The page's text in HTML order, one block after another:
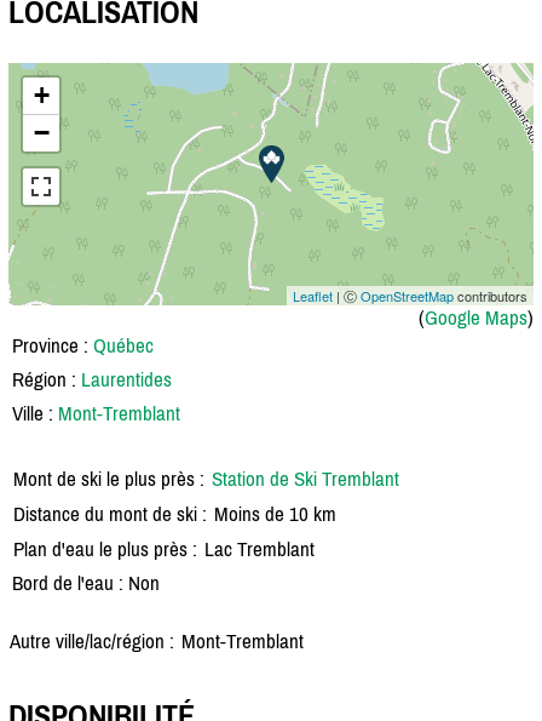
LOCALISATION
+
−
Leaflet | ⒸOpenStreetMapcontributors
(Google Maps)
Province : Québec
Région : Laurentides
Ville : Mont-Tremblant
Mont de ski le plus près : Station de Ski Tremblant
Distance du mont de ski : Moins de 10 km
Plan d'eau le plus près : Lac Tremblant
Bord de l'eau : Non
Autre ville/lac/région : Mont-Tremblant